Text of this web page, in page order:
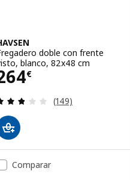
doble con frente
blanco, 82x48 cm
€ 264€
Revisa: 2.8 de 5
(149)
Comparar